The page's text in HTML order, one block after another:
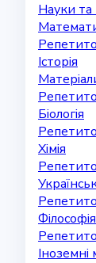
Науки
Історія
Біологія
Хімія
Філософія
Іноземні